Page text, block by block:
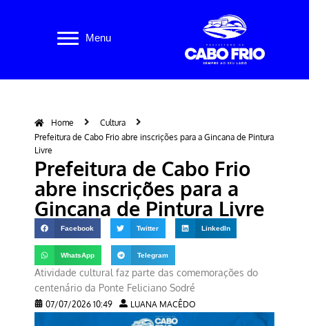
Menu
Home
Cultura
Prefeitura de Cabo Frio abre inscrições para a Gincana de Pintura
Livre
Prefeitura de Cabo Frio
abre inscrições para a
Gincana de Pintura Livre
Facebook Twitter LinkedIn
WhatsApp Telegram
Atividade cultural faz parte das comemorações do
centenário da Ponte Feliciano Sodré
07/07/2026 10:49 LUANA MACÊDO